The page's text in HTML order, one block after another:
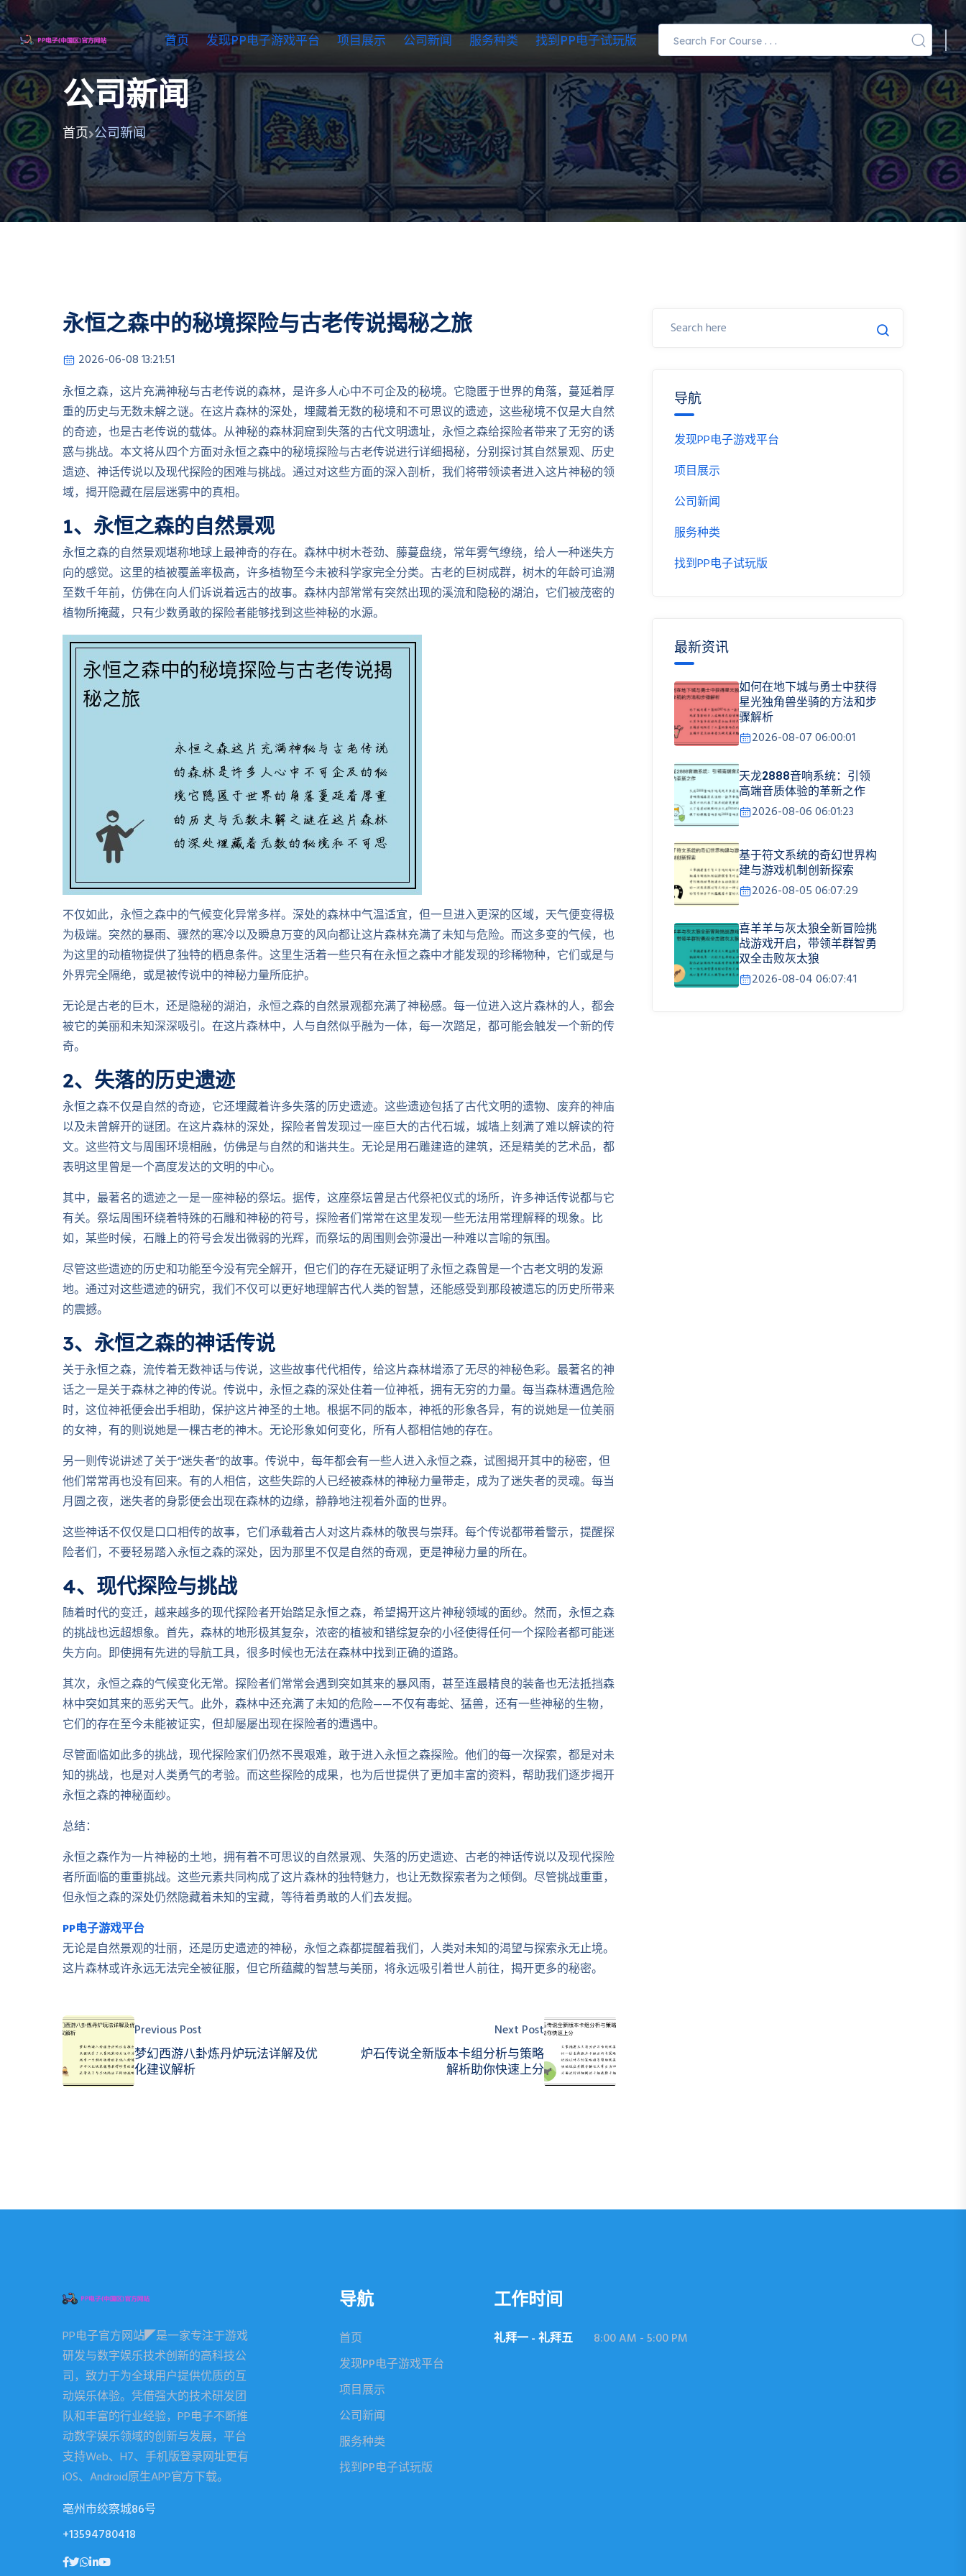
首页 发现PP电子游戏平台 项目展示 公司新闻 服务种类 找到PP电子试玩版
公司新闻
首页 公司新闻
永恒之森中的秘境探险与古老传说揭秘之旅
2026-06-08 13:21:51
永恒之森，这片充满神秘与古老传说的森林，是许多人心中不可企及的秘境。它隐匿于世界的角落，蔓延着厚
重的历史与无数未解之谜。在这片森林的深处，埋藏着无数的秘境和不可思议的遗迹，这些秘境不仅是大自然
的奇迹，也是古老传说的载体。从神秘的森林洞窟到失落的古代文明遗址，永恒之森给探险者带来了无穷的诱
惑与挑战。本文将从四个方面对永恒之森中的秘境探险与古老传说进行详细揭秘，分别探讨其自然景观、历史
遗迹、神话传说以及现代探险的困难与挑战。通过对这些方面的深入剖析，我们将带领读者进入这片神秘的领
域，揭开隐藏在层层迷雾中的真相。
1、永恒之森的自然景观
永恒之森的自然景观堪称地球上最神奇的存在。森林中树木苍劲、藤蔓盘绕，常年雾气缭绕，给人一种迷失方
向的感觉。这里的植被覆盖率极高，许多植物至今未被科学家完全分类。古老的巨树成群，树木的年龄可追溯
至数千年前，仿佛在向人们诉说着远古的故事。森林内部常常有突然出现的溪流和隐秘的湖泊，它们被茂密的
植物所掩藏，只有少数勇敢的探险者能够找到这些神秘的水源。
不仅如此，永恒之森中的气候变化异常多样。深处的森林中气温适宜，但一旦进入更深的区域，天气便变得极
为极端。突然的暴雨、骤然的寒冷以及瞬息万变的风向都让这片森林充满了未知与危险。而这多变的气候，也
为这里的动植物提供了独特的栖息条件。这里生活着一些只有在永恒之森中才能发现的珍稀物种，它们或是与
外界完全隔绝，或是被传说中的神秘力量所庇护。
无论是古老的巨木，还是隐秘的湖泊，永恒之森的自然景观都充满了神秘感。每一位进入这片森林的人，都会
被它的美丽和未知深深吸引。在这片森林中，人与自然似乎融为一体，每一次踏足，都可能会触发一个新的传
奇。
2、失落的历史遗迹
永恒之森不仅是自然的奇迹，它还埋藏着许多失落的历史遗迹。这些遗迹包括了古代文明的遗物、废弃的神庙
以及未曾解开的谜团。在这片森林的深处，探险者曾发现过一座巨大的古代石城，城墙上刻满了难以解读的符
文。这些符文与周围环境相融，仿佛是与自然的和谐共生。无论是用石雕建造的建筑，还是精美的艺术品，都
表明这里曾是一个高度发达的文明的中心。
其中，最著名的遗迹之一是一座神秘的祭坛。据传，这座祭坛曾是古代祭祀仪式的场所，许多神话传说都与它
有关。祭坛周围环绕着特殊的石雕和神秘的符号，探险者们常常在这里发现一些无法用常理解释的现象。比
如，某些时候，石雕上的符号会发出微弱的光辉，而祭坛的周围则会弥漫出一种难以言喻的氛围。
尽管这些遗迹的历史和功能至今没有完全解开，但它们的存在无疑证明了永恒之森曾是一个古老文明的发源
地。通过对这些遗迹的研究，我们不仅可以更好地理解古代人类的智慧，还能感受到那段被遗忘的历史所带来
的震撼。
3、永恒之森的神话传说
关于永恒之森，流传着无数神话与传说，这些故事代代相传，给这片森林增添了无尽的神秘色彩。最著名的神
话之一是关于森林之神的传说。传说中，永恒之森的深处住着一位神祇，拥有无穷的力量。每当森林遭遇危险
时，这位神祇便会出手相助，保护这片神圣的土地。根据不同的版本，神祇的形象各异，有的说她是一位美丽
的女神，有的则说她是一棵古老的神木。无论形象如何变化，所有人都相信她的存在。
另一则传说讲述了关于“迷失者”的故事。传说中，每年都会有一些人进入永恒之森，试图揭开其中的秘密，但
他们常常再也没有回来。有的人相信，这些失踪的人已经被森林的神秘力量带走，成为了迷失者的灵魂。每当
月圆之夜，迷失者的身影便会出现在森林的边缘，静静地注视着外面的世界。
这些神话不仅仅是口口相传的故事，它们承载着古人对这片森林的敬畏与崇拜。每个传说都带着警示，提醒探
险者们，不要轻易踏入永恒之森的深处，因为那里不仅是自然的奇观，更是神秘力量的所在。
4、现代探险与挑战
随着时代的变迁，越来越多的现代探险者开始踏足永恒之森，希望揭开这片神秘领域的面纱。然而，永恒之森
的挑战也远超想象。首先，森林的地形极其复杂，浓密的植被和错综复杂的小径使得任何一个探险者都可能迷
失方向。即使拥有先进的导航工具，很多时候也无法在森林中找到正确的道路。
其次，永恒之森的气候变化无常。探险者们常常会遇到突如其来的暴风雨，甚至连最精良的装备也无法抵挡森
林中突如其来的恶劣天气。此外，森林中还充满了未知的危险——不仅有毒蛇、猛兽，还有一些神秘的生物，
它们的存在至今未能被证实，但却屡屡出现在探险者的遭遇中。
尽管面临如此多的挑战，现代探险家们仍然不畏艰难，敢于进入永恒之森探险。他们的每一次探索，都是对未
知的挑战，也是对人类勇气的考验。而这些探险的成果，也为后世提供了更加丰富的资料，帮助我们逐步揭开
永恒之森的神秘面纱。
总结：
永恒之森作为一片神秘的土地，拥有着不可思议的自然景观、失落的历史遗迹、古老的神话传说以及现代探险
者所面临的重重挑战。这些元素共同构成了这片森林的独特魅力，也让无数探索者为之倾倒。尽管挑战重重，
但永恒之森的深处仍然隐藏着未知的宝藏，等待着勇敢的人们去发掘。
PP电子游戏平台
无论是自然景观的壮丽，还是历史遗迹的神秘，永恒之森都提醒着我们，人类对未知的渴望与探索永无止境。
这片森林或许永远无法完全被征服，但它所蕴藏的智慧与美丽，将永远吸引着世人前往，揭开更多的秘密。
Previous Post
梦幻西游八卦炼丹炉玩法详解及优
化建议解析
Next Post
炉石传说全新版本卡组分析与策略
解析助你快速上分
导航
发现PP电子游戏平台
项目展示
公司新闻
服务种类
找到PP电子试玩版
最新资讯
如何在地下城与勇士中获得
星光独角兽坐骑的方法和步
骤解析
2026-08-07 06:00:01
天龙2888音响系统：引领
高端音质体验的革新之作
2026-08-06 06:01:23
基于符文系统的奇幻世界构
建与游戏机制创新探索
2026-08-05 06:07:29
喜羊羊与灰太狼全新冒险挑
战游戏开启，带领羊群智勇
双全击败灰太狼
2026-08-04 06:07:41
PP电子官方网站◤是一家专注于游戏
研发与数字娱乐技术创新的高科技公
司，致力于为全球用户提供优质的互
动娱乐体验。凭借强大的技术研发团
队和丰富的行业经验，PP电子不断推
动数字娱乐领域的创新与发展，平台
支持Web、H7、手机版登录网址更有
iOS、Android原生APP官方下载。
亳州市绞察城86号
+13594780418
导航
首页
发现PP电子游戏平台
项目展示
公司新闻
服务种类
找到PP电子试玩版
工作时间
礼拜一 - 礼拜五 8:00 AM - 5:00 PM